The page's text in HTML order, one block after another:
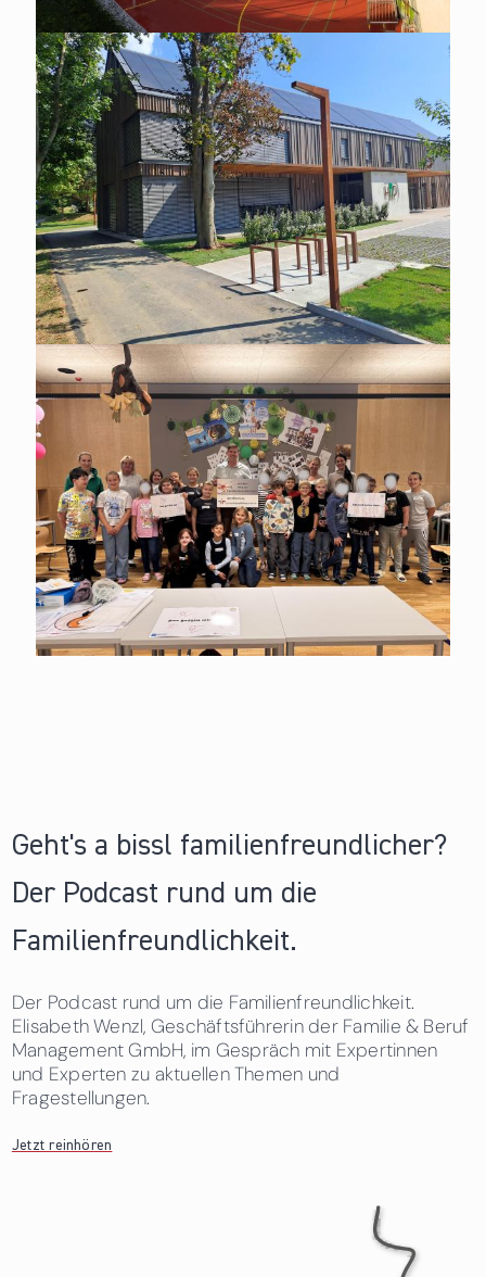
Geht's a bissl familienfreundlicher?
Der Podcast rund um die
Familienfreundlichkeit.
Der Podcast rund um die Familienfreundlichkeit.
Elisabeth Wenzl, Geschäftsführerin der Familie & Beruf
Management GmbH, im Gespräch mit Expertinnen
und Experten zu aktuellen Themen und
Fragestellungen.
Jetzt reinhören